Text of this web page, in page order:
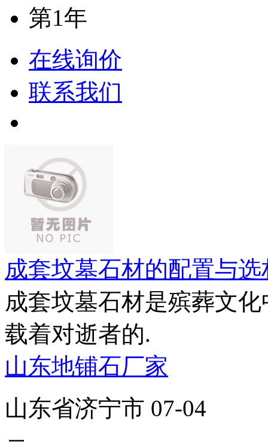
第1年
在线询价
联系我们
成套坟墓石材的配置与
成套坟墓石材是殡葬文
载着对逝者的.
山东地铺石厂家
山东省济宁市 07-04